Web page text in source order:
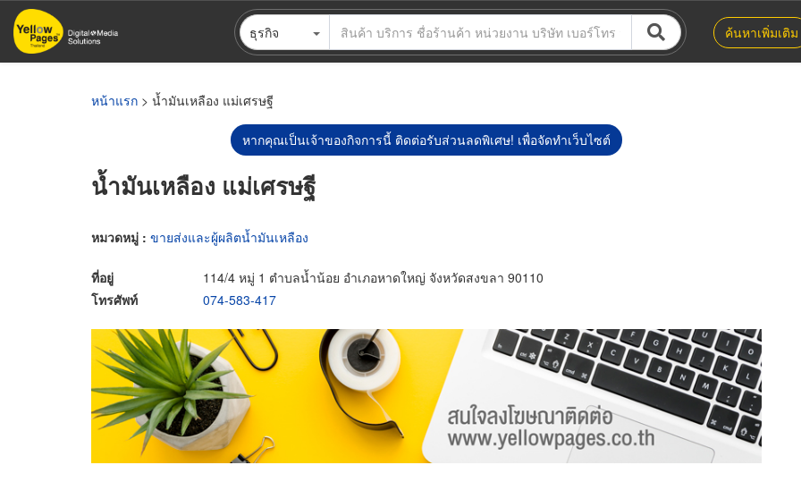
ข้าม
ไป
ธุรกิจ ค้นหาเพิ่มเติม
หน้าแรก > น้ำมันเหลือง แม่เศรษฐี
หากคุณเป็นเจ้าของกิจการนี้ ติดต่อรับส่วนลดพิเศษ! เพื่อจัดทำเว็บไซต์
น้ำมันเหลือง แม่เศรษฐี
หมวดหมู่ : ขายส่งและผู้ผลิตน้ำมันเหลือง
ที่อยู่
114/4 หมู่ 1 ตำบลน้ำน้อย อำเภอหาดใหญ่ จังหวัดสงขลา 90110
โทรศัพท์
074-583-417